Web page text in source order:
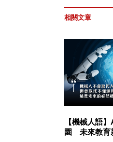
相關文章
【機械人語
園 未來教育